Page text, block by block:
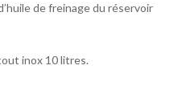
de freinage du réservoir
inox 10 litres.